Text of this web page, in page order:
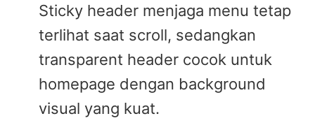
Sticky header menjaga menu tetap
terlihat saat scroll, sedangkan
transparent header cocok untuk
homepage dengan background
visual yang kuat.